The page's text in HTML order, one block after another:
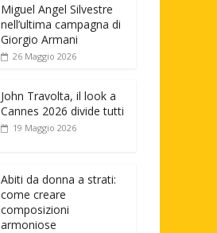
Miguel Angel Silvestre
nell’ultima campagna di
Giorgio Armani
26 Maggio 2026
John Travolta, il look a
Cannes 2026 divide tutti
19 Maggio 2026
Abiti da donna a strati:
come creare
composizioni
armoniose